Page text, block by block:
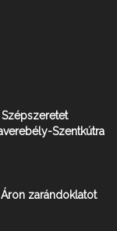
Szentkútra
zarándoklatot